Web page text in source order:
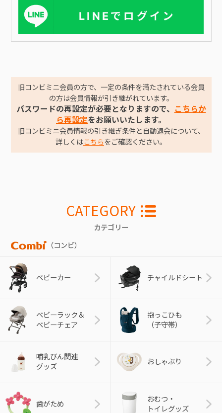
LINEでログイン
旧コンビミニ会員の方で、一定の条件を満たされている会員
の方は会員情報が引き継がれています。
パスワードの再設定が必要となりますので、
こちらか
ら再設定をお願いいたします。
旧コンビミニ会員情報の引き継ぎ条件と自動退会について、
詳しくはこちら をご確認ください。
CATEGORY
カテゴリー
（コンビ）
ベビーカー チャイルドシート
ベビーラック＆
ベビーチェア
抱っこひも
（子守帯）
哺乳びん関連
グッズ
おしゃぶり
歯がため
おむつ・
トイレグッズ